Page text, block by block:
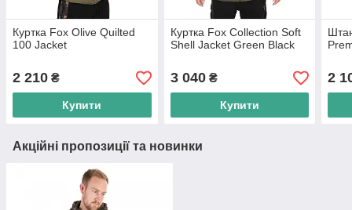
Куртка Fox Olive Quilted
100 Jacket
2 210 ₴
Купити
Куртка Fox Collection Soft
Shell Jacket Green Black
3 040₴
Купити
2
Акційні пропозиції та новинки